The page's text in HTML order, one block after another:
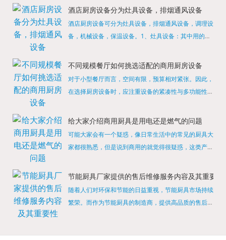
酒店厨房设备分为灶具设备，排烟通风设备
酒店厨房设备可分为灶具设备，排烟通风设备，调理设
备，机械设备，保温设备。1、灶具设备：其中用的较
缺少的，经过相关检测证明的合格设备才能进行使用，
不同规模餐厅如何挑选适配的商用厨房设备
对于小型餐厅而言，空间有限，预算相对紧张。因此，
在选择厨房设备时，应注重设备的紧凑性与多功能性。
烹饪设备，既能节省空间，又能满足多样化的烹饪需
给大家介绍商用厨具是用电还是燃气的问题
可能大家会有一个疑惑，像日常生活中的常见的厨具大
家都很熟悉，但是说到商用的就觉得很疑惑，这类产品
店用的就是商用的吗?还真别说，真被大家猜对了，这
节能厨具厂家提供的售后维修服务内容及其重要性
随着人们对环保和节能的日益重视，节能厨具市场持续
繁荣。而作为节能厨具的制造商，提供高品质的售后维